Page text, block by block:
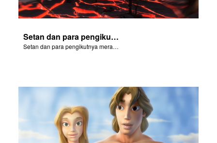
Setan dan para pengikutnya merayakan kejatuhan Adam dan Hawa di Taman Eden.
Setan dan para pengikutnya merayakan kejatuhan Adam dan Hawa di Taman Eden.